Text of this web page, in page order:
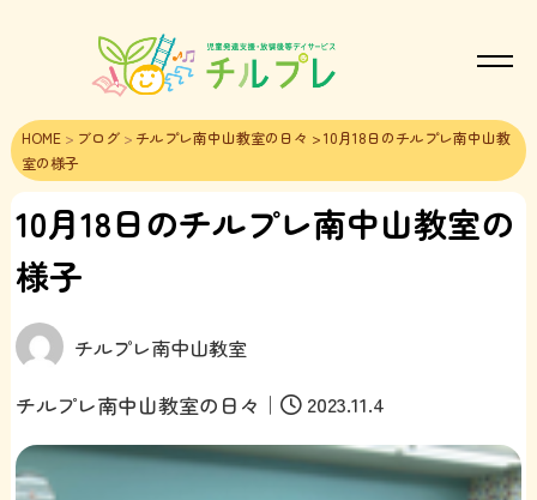
HOME> ブログ> チルプレ南中山教室の日々 > 10月18日のチルプレ南中山教
室の様子
10月18日のチルプレ南中山教室の
様子
チルプレ南中山教室
チルプレ南中山教室の日々 ｜ 2023.11.4